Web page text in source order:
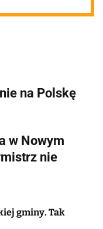
na Polskę
w Nowym
nie
gminy. Tak